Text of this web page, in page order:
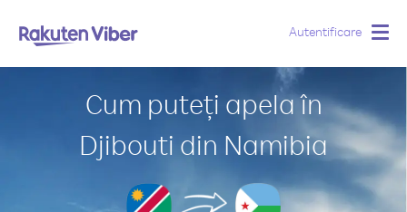
Autentificare
Cum puteți apela în
Djibouti din Namibia